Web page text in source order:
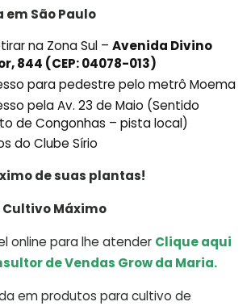
em São Paulo
na Zona Sul –Avenida Divino
844 (CEP: 04078-013)
para pedestre pelo metrô Moema
pela Av. 23 de Maio (Sentido
de Congonhas – pista local)
do Clube Sírio
de suas plantas!
Cultivo Máximo
online para lhe atender Clique aqui
de Vendas Grow da Maria.
em produtos para cultivo de